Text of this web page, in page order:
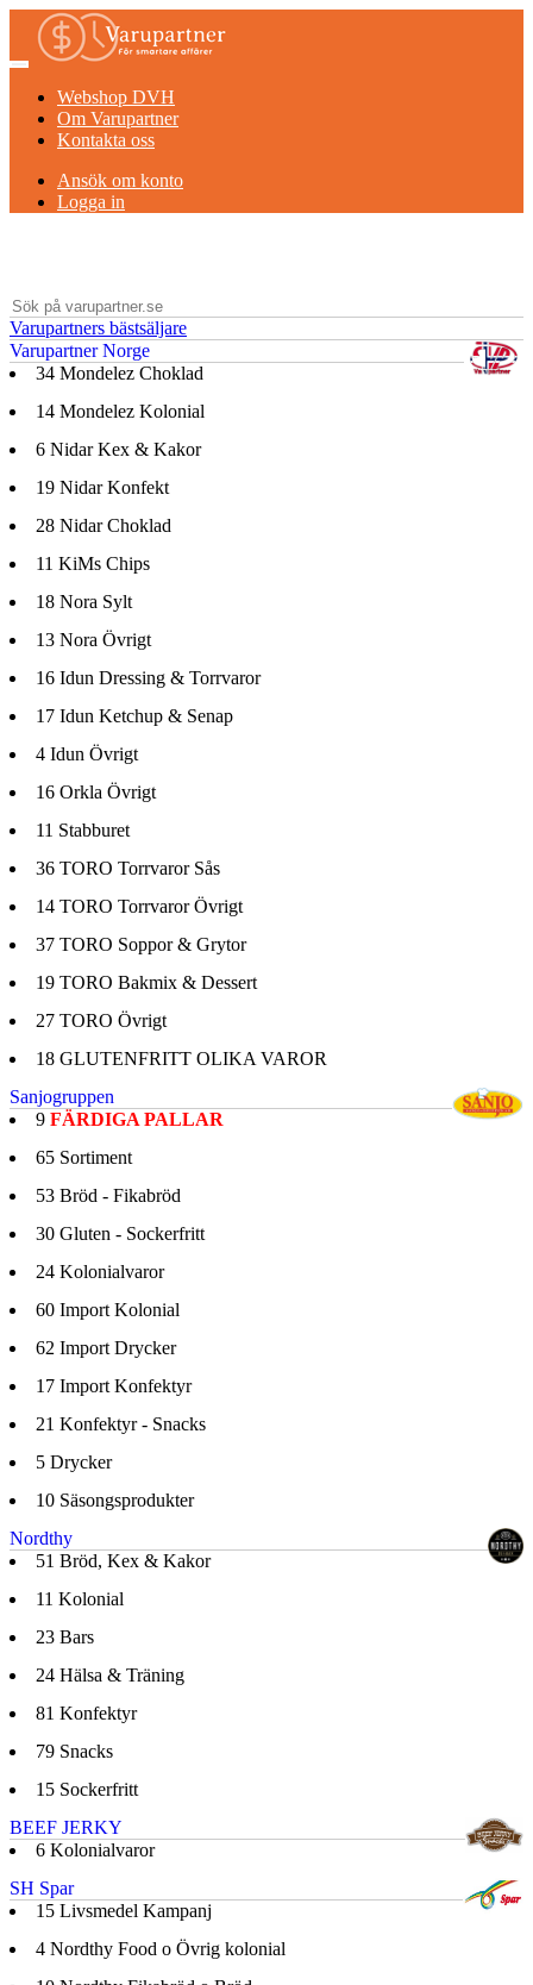
Webshop DVH
Om Varupartner
Kontakta oss
Ansök om konto
Logga in
Varupartners bästsäljare
Varupartner Norge
34 Mondelez Choklad
14 Mondelez Kolonial
6 Nidar Kex & Kakor
19 Nidar Konfekt
28 Nidar Choklad
11 KiMs Chips
18 Nora Sylt
13 Nora Övrigt
16 Idun Dressing & Torrvaror
17 Idun Ketchup & Senap
4 Idun Övrigt
16 Orkla Övrigt
11 Stabburet
36 TORO Torrvaror Sås
14 TORO Torrvaror Övrigt
37 TORO Soppor & Grytor
19 TORO Bakmix & Dessert
27 TORO Övrigt
18 GLUTENFRITT OLIKA VAROR
Sanjogruppen
9 FÄRDIGA PALLAR
65 Sortiment
53 Bröd - Fikabröd
30 Gluten - Sockerfritt
24 Kolonialvaror
60 Import Kolonial
62 Import Drycker
17 Import Konfektyr
21 Konfektyr - Snacks
5 Drycker
10 Säsongsprodukter
Nordthy
51 Bröd, Kex & Kakor
11 Kolonial
23 Bars
24 Hälsa & Träning
81 Konfektyr
79 Snacks
15 Sockerfritt
BEEF JERKY
6 Kolonialvaror
SH Spar
15 Livsmedel Kampanj
4 Nordthy Food o Övrig kolonial